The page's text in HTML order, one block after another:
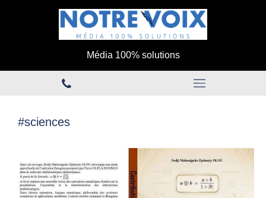
Média 100% solutions
#sciences